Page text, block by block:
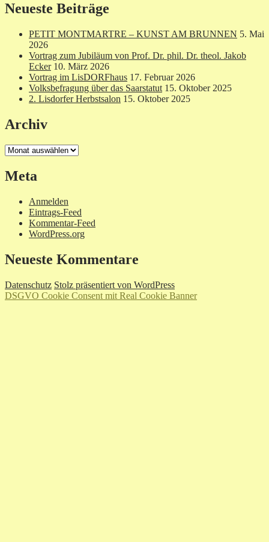
Neueste Beiträge
PETIT MONTMARTRE – KUNST AM BRUNNEN 5. Mai
2026
Vortrag zum Jubiläum von Prof. Dr. phil. Dr. theol. Jakob
Ecker 10. März 2026
Vortrag im LisDORFhaus 17. Februar 2026
Volksbefragung über das Saarstatut 15. Oktober 2025
2. Lisdorfer Herbstsalon 15. Oktober 2025
Archiv
Archiv
Meta
Anmelden
Eintrags-Feed
Kommentar-Feed
WordPress.org
Neueste Kommentare
Datenschutz Stolz präsentiert von WordPress
DSGVO Cookie Consent mit Real Cookie Banner